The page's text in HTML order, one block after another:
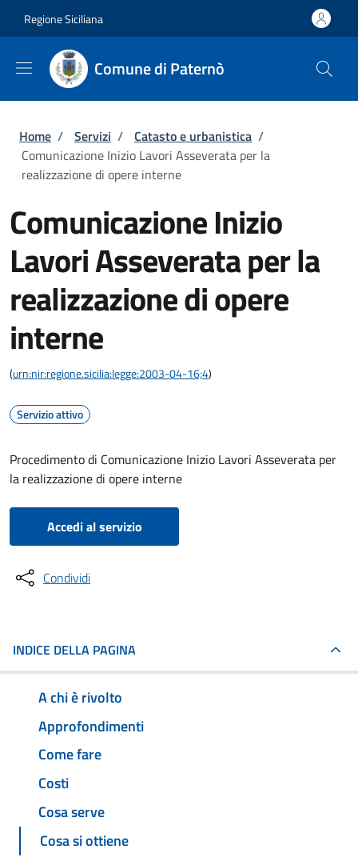
Regione Siciliana
Comune di Paternò
Briciole di pane
Home / Servizi / Catasto e urbanistica /
Comunicazione Inizio Lavori Asseverata per la
realizzazione di opere interne
Comunicazione Inizio
Lavori Asseverata per la
realizzazione di opere
interne
(urn:nir:regione.sicilia:legge:2003-04-16;4)
Servizio attivo
Procedimento di Comunicazione Inizio Lavori Asseverata per
la realizzazione di opere interne
Accedi al servizio
Condividi
INDICE DELLA PAGINA
A chi è rivolto
Approfondimenti
Come fare
Costi
Cosa serve
Cosa si ottiene